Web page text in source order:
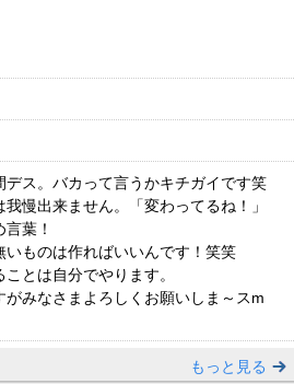
デス。バカって言うかキチガイです笑
我慢出来ません。「変わってるね！」
葉！
いものは作ればいいんです！笑笑
ことは自分でやります。
がみなさまよろしくお願いしま～スm
もっと見る